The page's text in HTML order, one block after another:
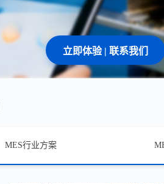
立即体验 | 联系我们
MES行业方案